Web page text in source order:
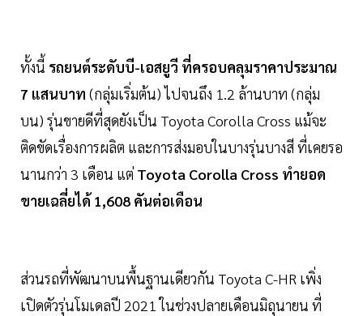
ทั้งนี้ รถยนต์ระดับบี-เอสยูวี ที่ครอบคลุมราคาประมาณ
7 แสนบาท (กลุ่มเริ่มต้น) ไปจนถึง 1.2 ล้านบาท (กลุ่ม
บน) รุ่นขายดีที่สุดยังเป็น Toyota Corolla Cross แม้จะ
ติดขัดเรื่องการผลิต และการส่งมอบในบางรุ่นบางสี ที่เคยรอ
นานกว่า 3 เดือน แต่ Toyota Corolla Cross ทำยอด
ขายเฉลี่ยได้ 1,608 คันต่อเดือน
ส่วนรถที่พัฒนาบนพื้นฐานเดียวกัน Toyota C-HR เพิ่ง
เปิดตัวรุ่นโมเดลปี 2021 ในช่วงปลายเดือนมิถุนายน ที่